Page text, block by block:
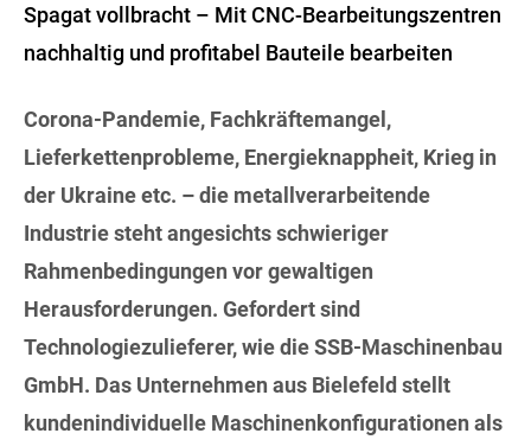
Spagat vollbracht – Mit CNC-Bearbeitungszentren
nachhaltig und profitabel Bauteile bearbeiten
Corona-Pandemie, Fachkräftemangel,
Lieferkettenprobleme, Energieknappheit, Krieg in
der Ukraine etc. – die metallverarbeitende
Industrie steht angesichts schwieriger
Rahmenbedingungen vor gewaltigen
Herausforderungen. Gefordert sind
Technologiezulieferer, wie die SSB-Maschinenbau
GmbH. Das Unternehmen aus Bielefeld stellt
kundenindividuelle Maschinenkonfigurationen als